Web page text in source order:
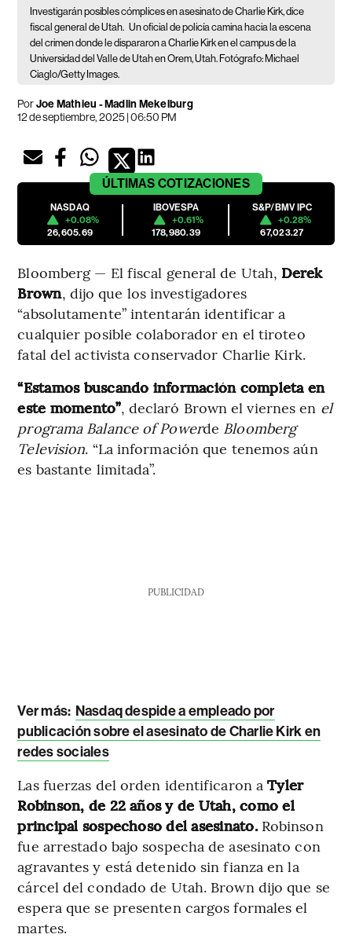
Investigarán posibles cómplices en asesinato de Charlie Kirk, dice
fiscal general de Utah. Un oficial de policía camina hacia la escena
del crimen donde le dispararon a Charlie Kirk en el campus de la
Universidad del Valle de Utah en Orem, Utah. Fotógrafo: Michael
Ciaglo/Getty Images.
PorJoe Mathieu - Madlin Mekelburg
12 de septiembre, 2025 | 06:50 PM
ÚLTIMAS COTIZACIONES
NASDAQ
+0.08%
26,605.69
IBOVESPA
+0.61%
178,980.39
S&P/BMV IPC
+0.28%
67,023.27
Bloomberg — El fiscal general de Utah, Derek
Brown, dijo que los investigadores
“absolutamente” intentarán identificar a
cualquier posible colaborador en el tiroteo
fatal del activista conservador Charlie Kirk.
“Estamos buscando información completa en
este momento”, declaró Brown el viernes en el
programa Balance of Powerde Bloomberg
Television. “La información que tenemos aún
es bastante limitada”.
PUBLICIDAD
Ver más: Nasdaq despide a empleado por
publicación sobre el asesinato de Charlie Kirk en
redes sociales
Las fuerzas del orden identificaron aTyler
Robinson, de 22 años y de Utah, como el
principal sospechoso del asesinato.Robinson
fue arrestado bajo sospecha de asesinato con
agravantes y está detenido sin fianza en la
cárcel del condado de Utah. Brown dijo que se
espera que se presenten cargos formales el
martes.